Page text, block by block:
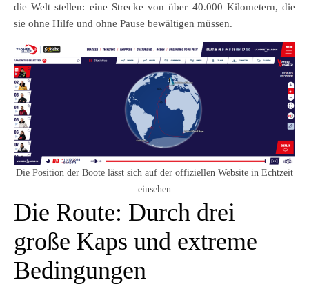
die Welt stellen: eine Strecke von über 40.000 Kilometern, die
sie ohne Hilfe und ohne Pause bewältigen müssen.
Die Position der Boote lässt sich auf der offiziellen Website in Echtzeit
einsehen
Die Route: Durch drei
große Kaps und extreme
Bedingungen